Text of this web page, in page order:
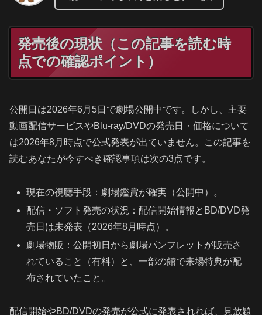
発売後の現状（この記事を読む時
点での確認ポイント）
公開日は2026年6月5日で劇場公開中です。しかし、主要
動画配信サービスやBlu-ray/DVDの発売日・価格について
は2026年8月時点で公式発表が出ていません。この記事を
読むあなたが今すべき確認事項は次の3点です。
現在の視聴手段：劇場鑑賞が確実（公開中）。
配信・ソフト発売の状況：配信開始情報とBD/DVD発
売日は未発表（2026年8月時点）。
劇場物販：公開初日から劇場パンフレットが販売さ
れていること（有料）と、一部の館で来場特典が配
布されていたこと。
配信開始やBD/DVDの発売が公式に発表されれば、見放題